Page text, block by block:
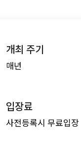
개최 주기
매년
입장료
사전등록시 무료입장